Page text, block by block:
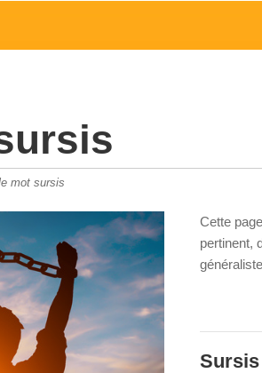
mot sursis
Cette
pertinent,
Sursis